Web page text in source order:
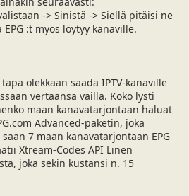
-> Sinistä -> Siellä pitäisi ne
:t myös löytyy kanaville.
olekkaan saada IPTV-kanaville
vertaansa vailla. Koko lysti
maan kanavatarjontaan haluat
Advanced-paketin, joka
7 maan kanavatarjontaan EPG
Xtream-Codes API Linen
joka sekin kustansi n. 15